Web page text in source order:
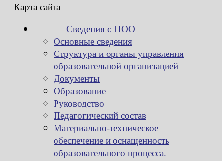
Карта сайта
Сведения о ПОО
Основные сведения
Структура и органы управления
образовательной организацией
Документы
Образование
Руководство
Педагогический состав
Материально-техническое
обеспечение и оснащенность
образовательного процесса.